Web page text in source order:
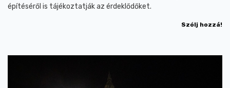
építéséről is tájékoztatják az érdeklődőket.
Szólj hozzá!